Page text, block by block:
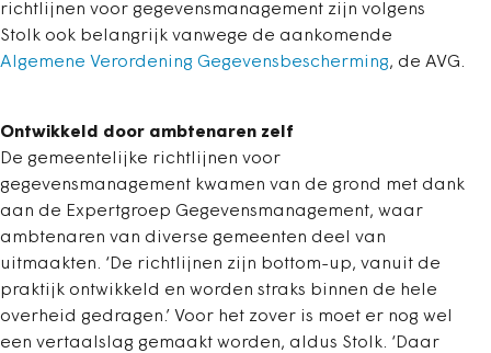
richtlijnen voor gegevensmanagement zijn volgens
Stolk ook belangrijk vanwege de aankomende
Algemene Verordening Gegevensbescherming, de AVG.
Ontwikkeld door ambtenaren zelf
De gemeentelijke richtlijnen voor
gegevensmanagement kwamen van de grond met dank
aan de Expertgroep Gegevensmanagement, waar
ambtenaren van diverse gemeenten deel van
uitmaakten. ‘De richtlijnen zijn bottom-up, vanuit de
praktijk ontwikkeld en worden straks binnen de hele
overheid gedragen.’ Voor het zover is moet er nog wel
een vertaalslag gemaakt worden, aldus Stolk. ‘Daar